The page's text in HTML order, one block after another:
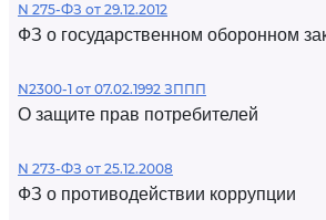
N 275-ФЗ от 29.12.2012
ФЗ о государственном оборонном
N2300-1 от 07.02.1992 ЗППП
О защите прав потребителей
N 273-ФЗ от 25.12.2008
ФЗ о противодействии коррупции